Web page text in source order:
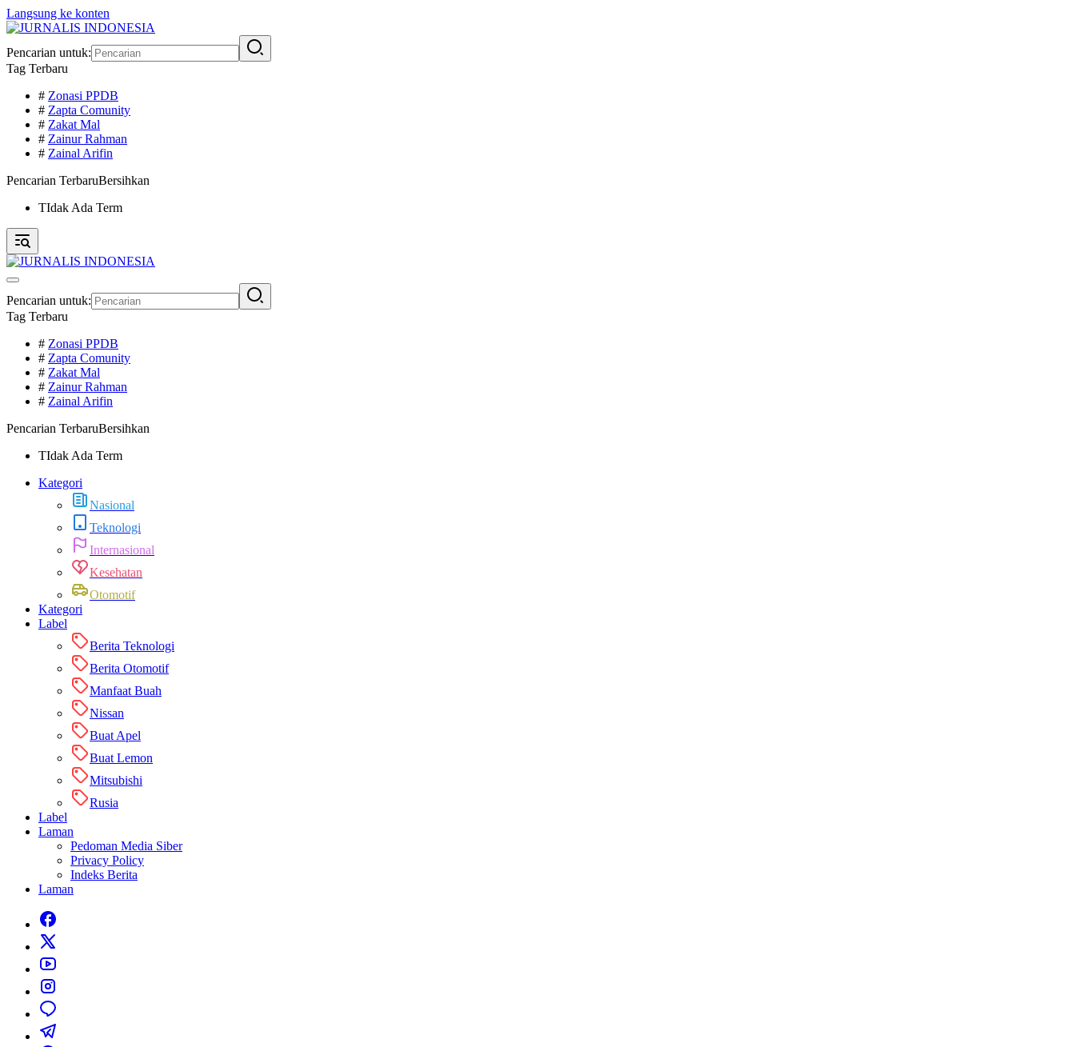
Langsung ke konten
Pencarian untuk:
Tag Terbaru
# Zonasi PPDB
# Zapta Comunity
# Zakat Mal
# Zainur Rahman
# Zainal Arifin
Pencarian TerbaruBersihkan
TIdak Ada Term
Pencarian untuk:
Tag Terbaru
# Zonasi PPDB
# Zapta Comunity
# Zakat Mal
# Zainur Rahman
# Zainal Arifin
Pencarian TerbaruBersihkan
TIdak Ada Term
Kategori
Nasional
Teknologi
Internasional
Kesehatan
Otomotif
Kategori
Label
Berita Teknologi
Berita Otomotif
Manfaat Buah
Nissan
Buat Apel
Buat Lemon
Mitsubishi
Rusia
Label
Laman
Pedoman Media Siber
Privacy Policy
Indeks Berita
Laman